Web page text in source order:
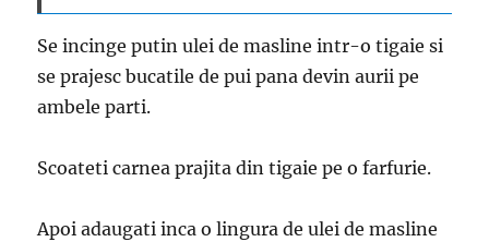
Se incinge putin ulei de masline intr-o tigaie si
se prajesc bucatile de pui pana devin aurii pe
ambele parti.
Scoateti carnea prajita din tigaie pe o farfurie.
Apoi adaugati inca o lingura de ulei de masline